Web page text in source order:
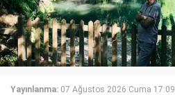
Yayınlanma: 07 Ağustos 2026 Cuma 17:09